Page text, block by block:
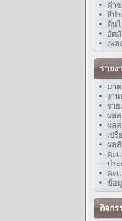
คำ
สีปร
ต้น
อัต
เพล
รายง
มาต
งา
รา
ผล
ผล
เป
ผล
คะ
ประ
คะ
ข้อ
กิจก